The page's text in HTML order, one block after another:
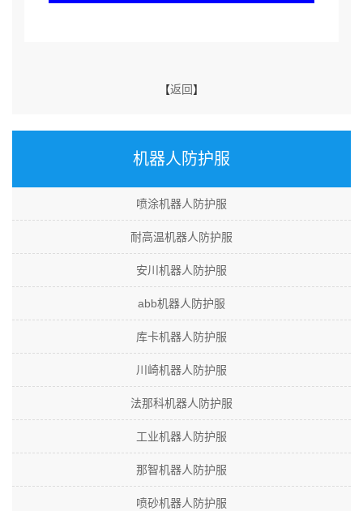
【返回】
机器人防护服
喷涂机器人防护服
耐高温机器人防护服
安川机器人防护服
abb机器人防护服
库卡机器人防护服
川崎机器人防护服
法那科机器人防护服
工业机器人防护服
那智机器人防护服
喷砂机器人防护服